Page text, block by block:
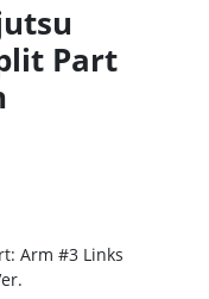
Part
Arm #3 Links